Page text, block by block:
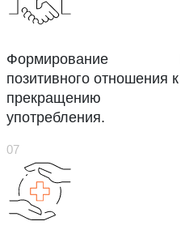
Формирование
позитивного отношения к
прекращению
употребления.